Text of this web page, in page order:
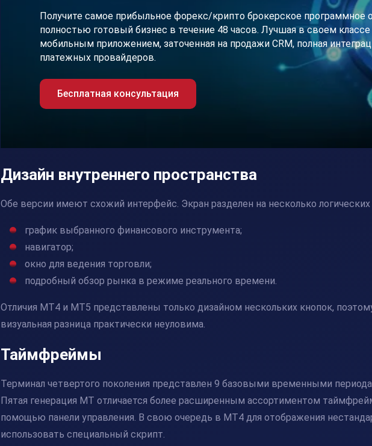
Получите самое прибыльное форекс/крипто брокерское программное
полностью готовый бизнес в течение 48 часов. Лучшая в своем
мобильным приложением, заточенная на продажи CRM, полная
платежных провайдеров.
Бесплатная консультация
Дизайн внутреннего пространства
Обе версии имеют схожий интерфейс. Экран разделен на несколько логических
график выбранного финансового инструмента;
навигатор;
окно для ведения торговли;
подробный обзор рынка в режиме реального времени.
Отличия MT4 и MT5 представлены только дизайном нескольких кнопок,
визуальная разница практически неуловима.
Таймфреймы
Терминал четвертого поколения представлен 9 базовыми временными
Пятая генерация MT отличается более расширенным ассортиментом
помощью панели управления. В свою очередь в MT4 для отображения
использовать специальный скрипт.